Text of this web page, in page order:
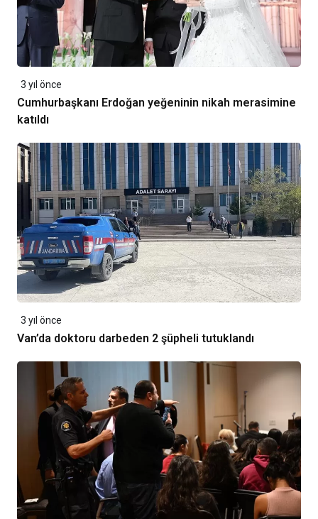
3 yıl önce
Cumhurbaşkanı Erdoğan yeğeninin nikah merasimine
katıldı
3 yıl önce
Van’da doktoru darbeden 2 şüpheli tutuklandı